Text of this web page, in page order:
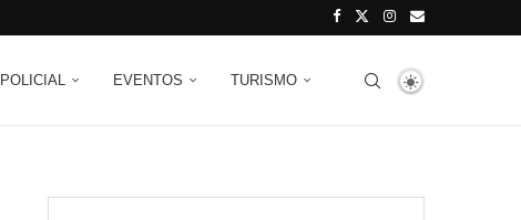
POLICIAL EVENTOS TURISMO